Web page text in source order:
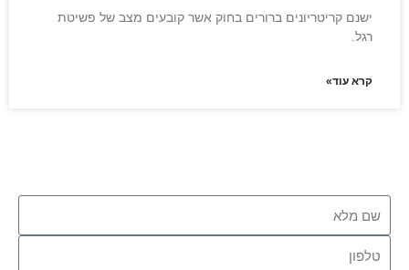
ישנם קריטריונים ברורים בחוק אשר קובעים מצב של פשיטת
רגל.
קרא עוד»